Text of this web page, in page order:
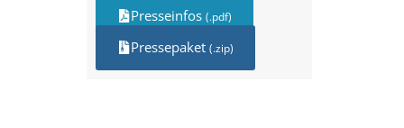
Presseinfos (.pdf)
Pressepaket (.zip)